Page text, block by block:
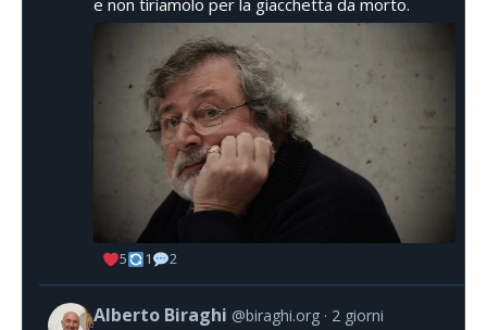
5 1 2
Alberto Biraghi @biraghi.org 2 giorni